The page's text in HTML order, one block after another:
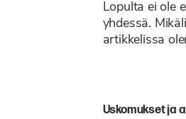
Lopulta ei ole
yhdessä.
artikkelissa
Uskomukset ja